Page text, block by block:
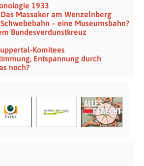
1933
Massaker am Wenzelnberg
– eine Museumsbahn?
Bundesverdunstkreuz
Komitees
Entspannung durch
noch?